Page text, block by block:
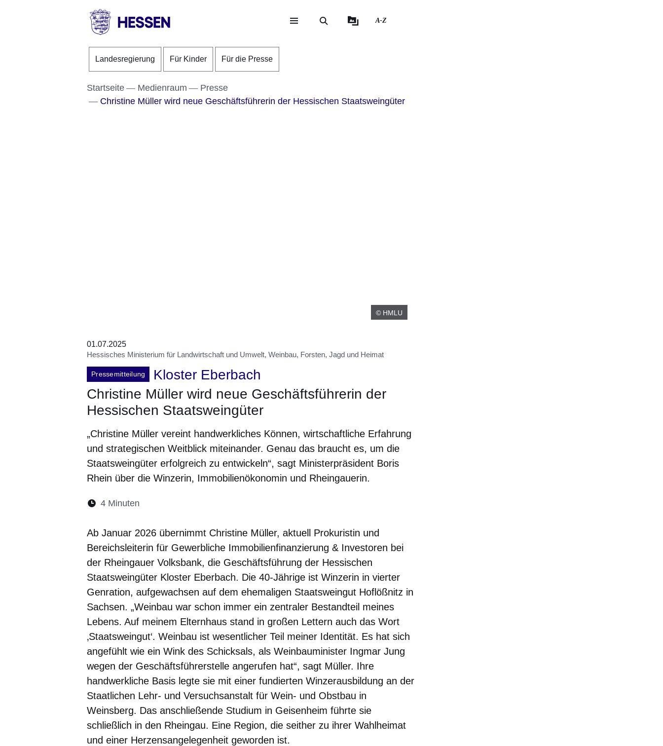
Direkt zum Kopf der Seite
Direkt zum Inhalt
Direkt zum Fuß der Seite
Landesregierung
A-Z
Landesregierung Für Kinder Für die Presse
Startseite Medienraum
Presse
Christine Müller wird neue Geschäftsführerin der Hessischen Staatsweingüter
© HMLU
01.07.2025
Hessisches Ministerium für Landwirtschaft und Umwelt, Weinbau, Forsten, Jagd und Heimat
Pressemitteilung
Kloster Eberbach
Christine Müller wird neue Geschäftsführerin der
Hessischen Staatsweingüter
„Christine Müller vereint handwerkliches Können, wirtschaftliche Erfahrung
und strategischen Weitblick miteinander. Genau das braucht es, um die
Staatsweingüter erfolgreich zu entwickeln“, sagt Ministerpräsident Boris
Rhein über die Winzerin, Immobilienökonomin und Rheingauerin.
Lesedauer:
4 Minuten
Ab Januar 2026 übernimmt Christine Müller, aktuell Prokuristin und
Bereichsleiterin für Gewerbliche Immobilienfinanzierung & Investoren bei
der Rheingauer Volksbank, die Geschäftsführung der Hessischen
Staatsweingüter Kloster Eberbach. Die 40-Jährige ist Winzerin in vierter
Genration, aufgewachsen auf dem ehemaligen Staatsweingut Hoflößnitz in
Sachsen. „Weinbau war schon immer ein zentraler Bestandteil meines
Lebens. Auf meinem Elternhaus stand in großen Lettern auch das Wort
‚Staatsweingut‘. Weinbau ist wesentlicher Teil meiner Identität. Es hat sich
angefühlt wie ein Wink des Schicksals, als Weinbauminister Ingmar Jung
wegen der Geschäftsführerstelle angerufen hat“, sagt Müller. Ihre
handwerkliche Basis legte sie mit einer fundierten Winzerausbildung an der
Staatlichen Lehr- und Versuchsanstalt für Wein- und Obstbau in
Weinsberg. Das anschließende Studium in Geisenheim führte sie
schließlich in den Rheingau. Eine Region, die seither zu ihrer Wahlheimat
und einer Herzensangelegenheit geworden ist.